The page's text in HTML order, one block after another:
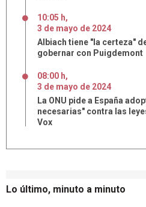
Lo último, minuto a minuto
10:05 h,
3 de mayo de 2024
Albiach tiene "la certeza"
gobernar con Puigdemont
08:00 h,
3 de mayo de 2024
La ONU pide a España
necesarias" contra las
Vox